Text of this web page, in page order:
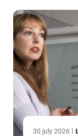
30 july 2026